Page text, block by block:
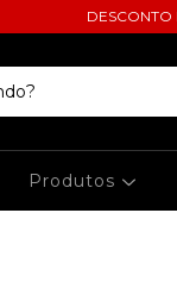
DESCONTO
Produtos